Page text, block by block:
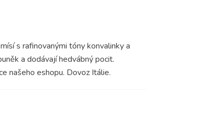
s rafinovanými tóny konvalinky a
a dodávají hedvábný pocit.
našeho eshopu. Dovoz Itálie.